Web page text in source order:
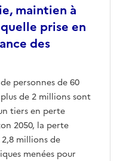
maintien à
prise en
des
personnes de 60
de 2 millions sont
tiers en perte
2050, la perte
millions de
menées pour